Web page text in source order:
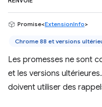
Promise<ExtensionInfo>
Chrome 88 et versions
Les promesses ne sont
et les versions
doivent utiliser des